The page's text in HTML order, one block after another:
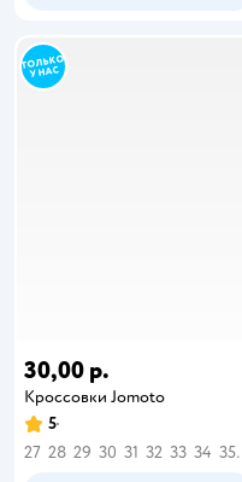
30,00 р.
Кроссовки Jomoto
5
27 28 29 30 31 32 33 34 35